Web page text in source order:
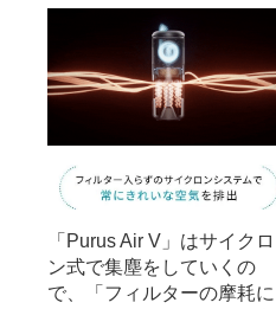
「Purus Air V」はサイクロ
ン式で集塵をしていくの
で、「フィルターの摩耗に